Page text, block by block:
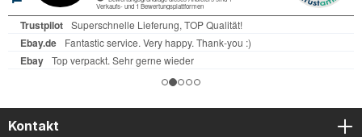
Kontakt